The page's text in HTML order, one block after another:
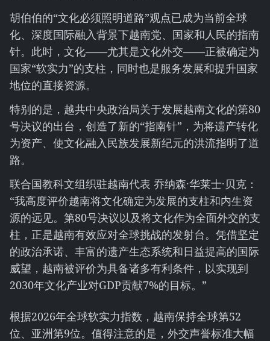
胡伯伯的“文化必须照明道路”观点已成为当前全球
化、深度国际融入背景下越南党、国家和人民的指南
针。此时，文化——尤其是文化外交——正被确定为
国家“软实力”的支柱，同时也是服务发展和提升国家
地位的直接资源。
特别的是，越共中央政治局关于发展越南文化的第80
号决议的出台，创造了新的“指南针”，为将遗产转化
为资产、使文化融入民族发展新纪元的洪流指明了道
路。
联合国教科文组织驻越南代表 乔纳森·华莱士·贝克：
“我高度评价越南将文化确定为发展的支柱和内生资
源的远见。第80号决议以及将文化作为全面外交的支
柱，正是越南有效应对全球挑战的发射台。凭借坚定
的政治承诺、丰富的遗产生态系统和日益提高的国际
威望，越南被评价为具备诸多有利条件，以实现到
2030年文化产业对GDP贡献7%的目标。”
根据2026年全球软实力指数，越南保持全球第52
位、亚洲第9位。值得注意的是，外交声誉标准大幅